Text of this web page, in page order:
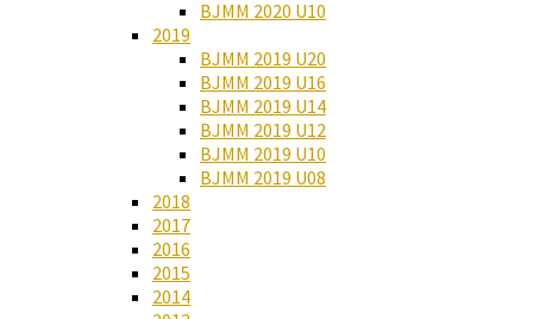
BJMM 2020 U10
2019
BJMM 2019 U20
BJMM 2019 U16
BJMM 2019 U14
BJMM 2019 U12
BJMM 2019 U10
BJMM 2019 U08
2018
2017
2016
2015
2014